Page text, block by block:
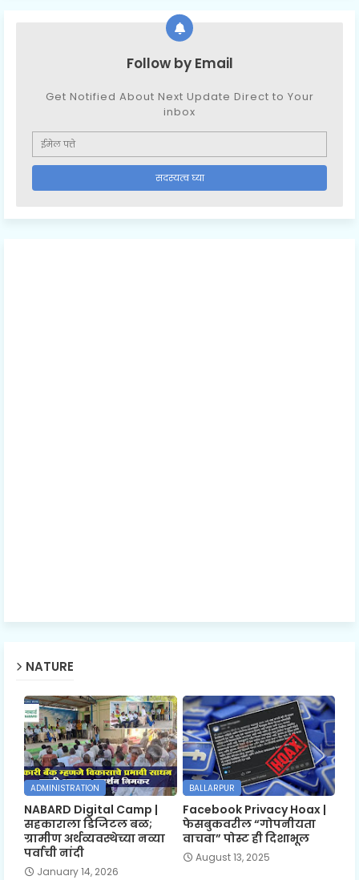
Follow by Email
Get Notified About Next Update Direct to Your
inbox
NATURE
ADMINISTRATION
NABARD Digital Camp |
सहकाराला डिजिटल बळ;
ग्रामीण अर्थव्यवस्थेच्या नव्या
पर्वाची नांदी
January 14, 2026
BALLARPUR
Facebook Privacy Hoax |
फेसबुकवरील “गोपनीयता
वाचवा” पोस्ट ही दिशाभूल
August 13, 2025